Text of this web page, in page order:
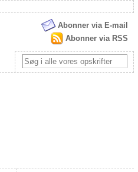
Abonner via E-mail
Abonner via RSS